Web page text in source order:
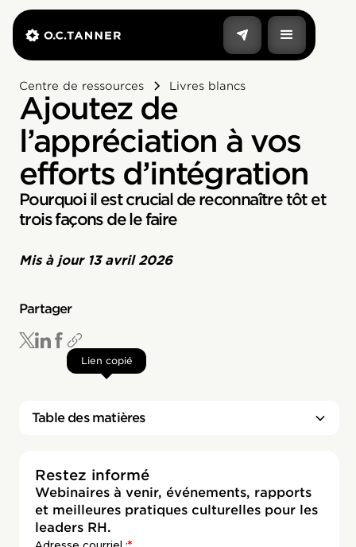
Centre de ressources Livres blancs
Ajoutez de
l’appréciation à vos
efforts d’intégration
Pourquoi il est crucial de reconnaître tôt et
trois façons de le faire
Mis à jour 13 avril 2026
Partager
Lien copié
Table des matières
Restez informé
Webinaires à venir, événements, rapports
et meilleures pratiques culturelles pour les
leaders RH.